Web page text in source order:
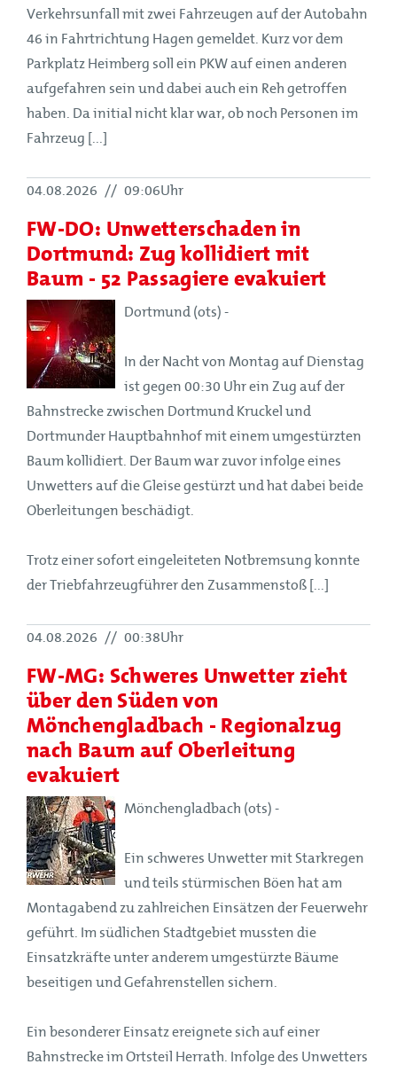
Verkehrsunfall mit zwei Fahrzeugen auf der Autobahn
46 in Fahrtrichtung Hagen gemeldet. Kurz vor dem
Parkplatz Heimberg soll ein PKW auf einen anderen
aufgefahren sein und dabei auch ein Reh getroffen
haben. Da initial nicht klar war, ob noch Personen im
Fahrzeug [...]
04.08.2026 // 09:06Uhr
FW-DO: Unwetterschaden in
Dortmund: Zug kollidiert mit
Baum - 52 Passagiere evakuiert
Dortmund (ots) -
In der Nacht von Montag auf Dienstag
ist gegen 00:30 Uhr ein Zug auf der
Bahnstrecke zwischen Dortmund Kruckel und
Dortmunder Hauptbahnhof mit einem umgestürzten
Baum kollidiert. Der Baum war zuvor infolge eines
Unwetters auf die Gleise gestürzt und hat dabei beide
Oberleitungen beschädigt.
Trotz einer sofort eingeleiteten Notbremsung konnte
der Triebfahrzeugführer den Zusammenstoß [...]
04.08.2026 // 00:38Uhr
FW-MG: Schweres Unwetter zieht
über den Süden von
Mönchengladbach - Regionalzug
nach Baum auf Oberleitung
evakuiert
Mönchengladbach (ots) -
Ein schweres Unwetter mit Starkregen
und teils stürmischen Böen hat am
Montagabend zu zahlreichen Einsätzen der Feuerwehr
geführt. Im südlichen Stadtgebiet mussten die
Einsatzkräfte unter anderem umgestürzte Bäume
beseitigen und Gefahrenstellen sichern.
Ein besonderer Einsatz ereignete sich auf einer
Bahnstrecke im Ortsteil Herrath. Infolge des Unwetters